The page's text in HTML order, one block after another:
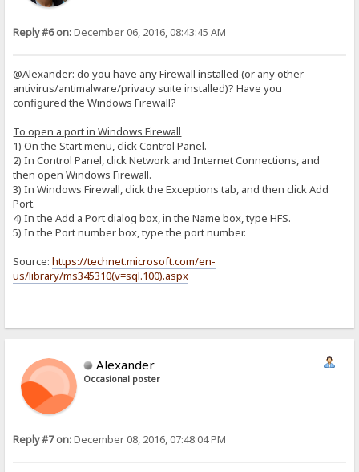
Reply #6 on:December 06, 2016, 08:43:45 AM
@Alexander: do you have any Firewall installed (or any other
antivirus/antimalware/privacy suite installed)? Have you
configured the Windows Firewall?
To open a port in Windows Firewall
1) On the Start menu, click Control Panel.
2) In Control Panel, click Network and Internet Connections, and
then open Windows Firewall.
3) In Windows Firewall, click the Exceptions tab, and then click Add
Port.
4) In the Add a Port dialog box, in the Name box, type HFS.
5) In the Port number box, type the port number.
Source:https://technet.microsoft.com/en-
us/library/ms345310(v=sql.100).aspx
Alexander
Occasional poster
Reply #7 on:December 08, 2016, 07:48:04 PM